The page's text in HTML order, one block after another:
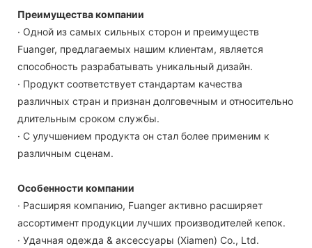
Преимущества компании
· Одной из самых сильных сторон и преимуществ
Fuanger, предлагаемых нашим клиентам, является
способность разрабатывать уникальный дизайн.
· Продукт соответствует стандартам качества
различных стран и признан долговечным и относительно
длительным сроком службы.
· С улучшением продукта он стал более применим к
различным сценам.
Особенности компании
· Расширяя компанию, Fuanger активно расширяет
ассортимент продукции лучших производителей кепок.
· Удачная одежда & аксессуары (Xiamen) Co., Ltd.